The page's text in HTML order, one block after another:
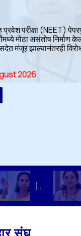
प्रवेश परीक्षा (NEET)
मोठा असंतोष निर्माण
मंजूर झाल्यानंतरही
2026
[Prabhat ]‘UPSC चा पेपर फुटत नाही, पण नीटचा पेपर फुटतो’ ; सुप्रिया सुळेंचं विधान